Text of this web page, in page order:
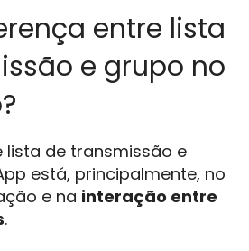
entre lista
e grupo no
lista de transmissão e
está, principalmente, no
e na interação entre
.